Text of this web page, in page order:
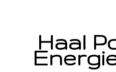
Haal